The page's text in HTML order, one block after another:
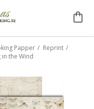
Papper / Reprint /
in the Wind